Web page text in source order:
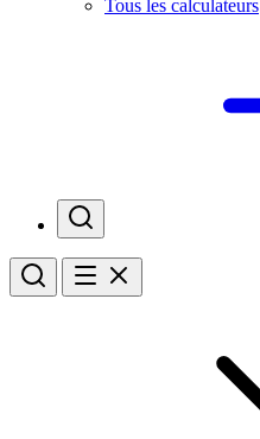
Tous les calculateurs